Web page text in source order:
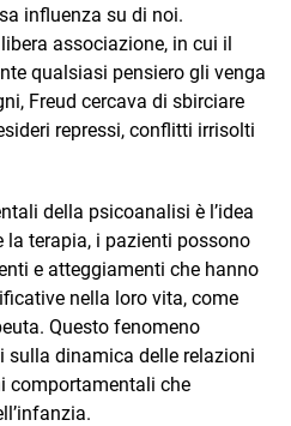
influenza su di noi.
associazione, in cui il
qualsiasi pensiero gli venga
Freud cercava di sbirciare
repressi, conflitti irrisolti
della psicoanalisi è l’idea
la terapia, i pazienti possono
e atteggiamenti che hanno
nella loro vita, come
Questo fenomeno
sulla dinamica delle relazioni
comportamentali che